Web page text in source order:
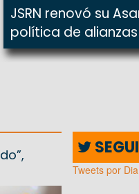
JSRN renovó su
política de
Tweets por